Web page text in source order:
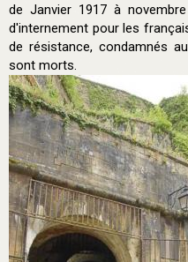
de Janvier 1917 à
d'internement pour les
de résistance, condamnés
sont morts.